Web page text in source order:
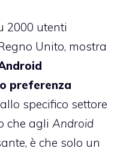
2000 utenti
Unito, mostra
preferenza
specifico settore
che agli Android
è che solo un